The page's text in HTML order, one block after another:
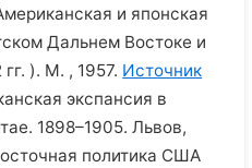
и японская
Дальнем Востоке и
). М. , 1957. Источник
экспансия в
1898–1905. Львов,
политика США